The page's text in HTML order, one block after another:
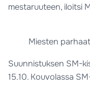
mestaruuteen, iloitsi
Miesten parhaat
Suunnistuksen SM-
15.10. Kouvolassa